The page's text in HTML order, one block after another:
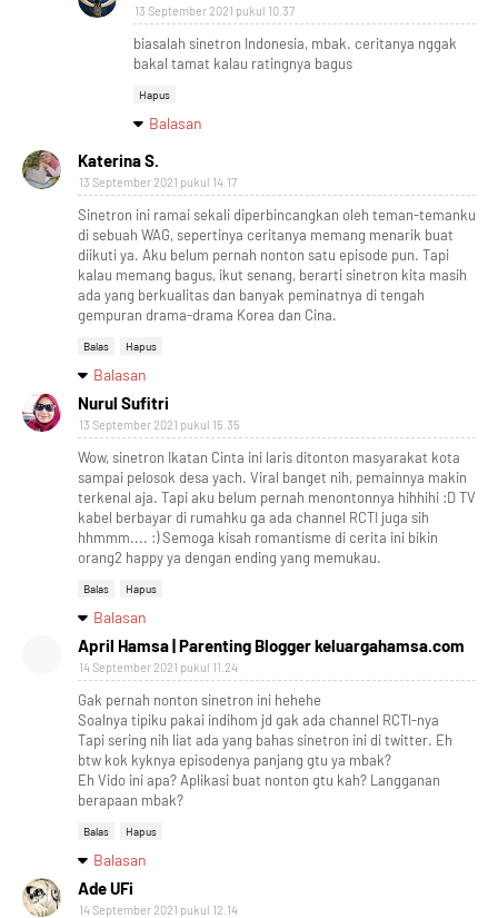
13 September 2021 pukul 10.37
biasalah sinetron Indonesia, mbak. ceritanya nggak
bakal tamat kalau ratingnya bagus
Hapus
Balasan
Katerina S.
13 September 2021 pukul 14.17
Sinetron ini ramai sekali diperbincangkan oleh teman-temanku
di sebuah WAG, sepertinya ceritanya memang menarik buat
diikuti ya. Aku belum pernah nonton satu episode pun. Tapi
kalau memang bagus, ikut senang, berarti sinetron kita masih
ada yang berkualitas dan banyak peminatnya di tengah
gempuran drama-drama Korea dan Cina.
Balas Hapus
Balasan
Nurul Sufitri
13 September 2021 pukul 15.35
Wow, sinetron Ikatan Cinta ini laris ditonton masyarakat kota
sampai pelosok desa yach. Viral banget nih, pemainnya makin
terkenal aja. Tapi aku belum pernah menontonnya hihhihi :D TV
kabel berbayar di rumahku ga ada channel RCTI juga sih
hhmmm.... :) Semoga kisah romantisme di cerita ini bikin
orang2 happy ya dengan ending yang memukau.
Balas Hapus
Balasan
April Hamsa | Parenting Blogger keluargahamsa.com
14 September 2021 pukul 11.24
Gak pernah nonton sinetron ini hehehe
Soalnya tipiku pakai indihom jd gak ada channel RCTI-nya
Tapi sering nih liat ada yang bahas sinetron ini di twitter. Eh
btw kok kyknya episodenya panjang gtu ya mbak?
Eh Vido ini apa? Aplikasi buat nonton gtu kah? Langganan
berapaan mbak?
Balas Hapus
Balasan
Ade UFi
14 September 2021 pukul 12.14